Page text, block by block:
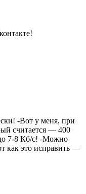
-Вот у меня, при
считается — 400
7-8 Кб/с! -Можно
как это исправить —